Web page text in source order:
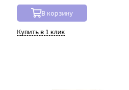
В корзину
Купить в 1 клик